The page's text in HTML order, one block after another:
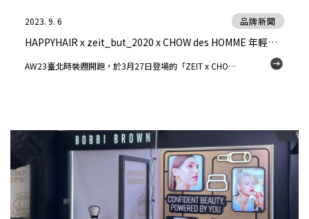
2023. 9. 6
HAPPYHAIR x zeit_but_2020 x CHOW des HOMME 年輕、前瞻，以革命感衝撞前行的時裝秀
品牌新聞
AW23臺北時裝週開跑，於3月27日登場的「ZEIT x CHOW des HOMME品牌聯名大秀」由本次時裝週最年輕的服裝設計師－－周立恒（CHOW des HOMME）與配件品牌ZEIT共同參展，並以聯名系列主題「FUTURE LIBERALISM 新自由主義」為名，帶來一系列以肩膀廓型為主的層次感服裝，搭配未來金屬盔甲感風格點綴，低調、堅定地吟哦出屬於「自由」的抑揚頓挫。